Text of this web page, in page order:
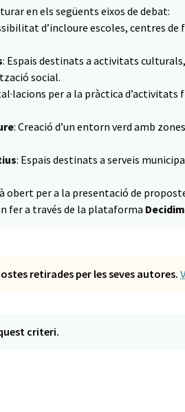
en els següents eixos de debat:
d’incloure escoles, centres
: Espais destinats a activitats
social.
per a la pràctica
: Creació d’un entorn verd amb
: Espais destinats a serveis
obert per a la presentació de
fer a través de la plataforma Decidim
retirades per les seves autores.
criteri.